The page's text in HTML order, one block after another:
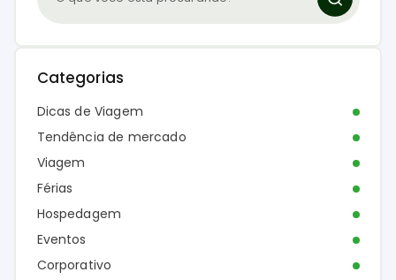
Categorias
Dicas de Viagem
Tendência de mercado
Viagem
Férias
Hospedagem
Eventos
Corporativo